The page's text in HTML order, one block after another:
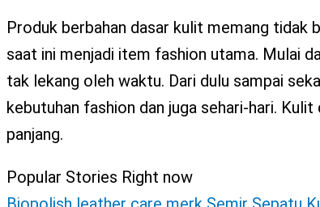
Produk berbahan dasar kulit memang tidak
saat ini menjadi item fashion utama. Mulai
tak lekang oleh waktu. Dari dulu sampai
kebutuhan fashion dan juga sehari-hari.
panjang.
Popular Stories Right now